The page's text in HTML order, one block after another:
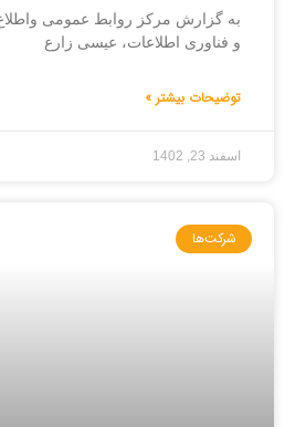
به گزارش مرکز روابط عمومی
و فناوری اطلاعات، عیسی زارع
توضیحات بیشتر »
اسفند 23, 1402
شرکت‌ها